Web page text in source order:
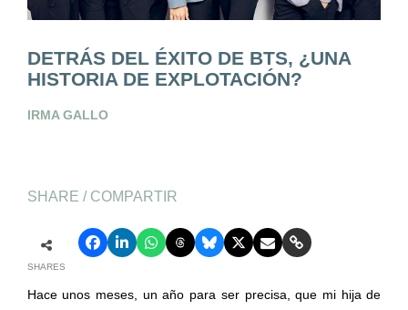
DETRÁS DEL ÉXITO DE BTS, ¿UNA
HISTORIA DE EXPLOTACIÓN?
IRMA GALLO
SHARE / COMPARTIR
SHARES
Hace unos meses, un año para ser precisa, que mi hija de